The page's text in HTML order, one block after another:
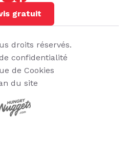
gratuit
droits réservés.
confidentialité
de Cookies
du site